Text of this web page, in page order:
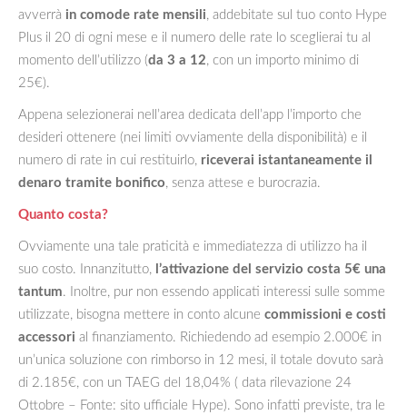
avverrà in comode rate mensili, addebitate sul tuo conto Hype
Plus il 20 di ogni mese e il numero delle rate lo sceglierai tu al
momento dell’utilizzo (da 3 a 12, con un importo minimo di
25€).
Appena selezionerai nell’area dedicata dell’app l’importo che
desideri ottenere (nei limiti ovviamente della disponibilità) e il
numero di rate in cui restituirlo, riceverai istantaneamente il
denaro tramite bonifico, senza attese e burocrazia.
Quanto costa?
Ovviamente una tale praticità e immediatezza di utilizzo ha il
suo costo. Innanzitutto, l’attivazione del servizio costa 5€ una
tantum. Inoltre, pur non essendo applicati interessi sulle somme
utilizzate, bisogna mettere in conto alcune commissioni e costi
accessori al finanziamento. Richiedendo ad esempio 2.000€ in
un’unica soluzione con rimborso in 12 mesi, il totale dovuto sarà
di 2.185€, con un TAEG del 18,04% ( data rilevazione 24
Ottobre – Fonte: sito ufficiale Hype). Sono infatti previste, tra le